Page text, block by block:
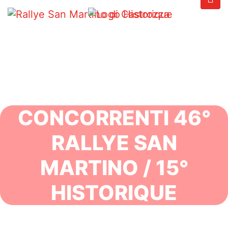
CONCORRENTI 46°
RALLYE SAN
MARTINO / 15°
HISTORIQUE